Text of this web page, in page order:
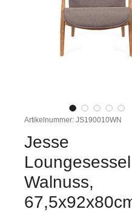
Artikelnummer: JS190010WN
Jesse
Loungesessel
Walnuss,